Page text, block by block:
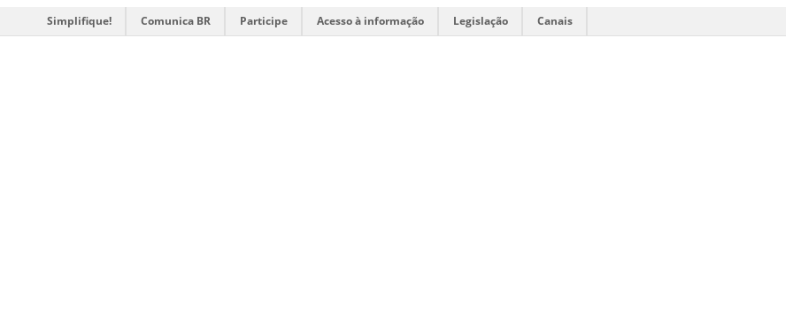
Simplifique! Comunica BR Participe Acesso à informação Legislação Canais